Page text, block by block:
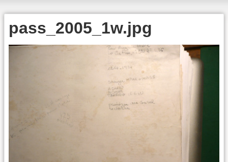
pass_2005_1w.jpg